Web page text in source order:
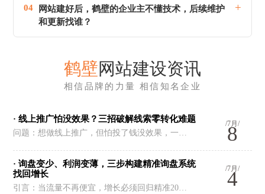
04
网站建好后，鹤壁的企业主不懂技术，后续维护
和更新找谁？
+
鹤壁网站建设资讯
相信品牌的力量 相信知名企业
/7月/
8
· 线上推广怕没效果？三招破解线索零转化难题
问题：想做线上推广，但怕投了钱没效果，一…
/7月/
4
· 询盘变少、利润变薄，三步构建精准询盘系统
找回增长
引言：当流量不再便宜，增长必须回归精准20…